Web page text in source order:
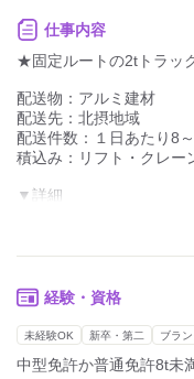
トラック乗れば1人なので
外に出たら自由に仕事が
最近は休みも増えました
■社長さんの思い
￣￣￣￣￣￣￣￣￣
≪社長さんにインタビ
「従業員に自由で働きや
（笑）
【仕事さえできてれば自
髪色髪型もなんでも、ピ
トラックも1人1車制なの
車内に少し装飾をしてる
仕事内容
★固定ルートの2tトラッ
配送物：アルミ建材
配送先：北摂地域
配送件数：１日あたり8
積込み：リフト・クレー
▼詳細
荷物はアルミ建材でほぼ
商品の検品もバーコード
ほとんど定時の14時には
経験・資格
未経験OK 新卒・第二 ブラン
中型免許か普通免許8t未